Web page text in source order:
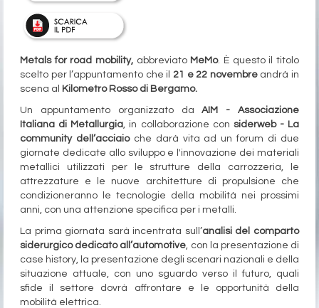
Metals for road mobility, abbreviatoMeMo. È questo il titolo
scelto per l’appuntamento che il
21 e 22 novembreandrà in
scena al Kilometro Rosso di Bergamo.
Un appuntamento organizzato daAIM - Associazione
Italiana di Metallurgia , in collaborazione con siderweb - La
community dell’acciaioche darà vita ad un forum di due
giornate dedicate allo sviluppo e l'innovazione dei materiali
metallici utilizzati per le strutture della carrozzeria, le
attrezzature e le nuove architetture di propulsione che
condizioneranno le tecnologie della mobilità nei prossimi
anni, con una attenzione specifica per i metalli.
La prima giornata sarà incentrata sull’analisi del comparto
siderurgico dedicato all’automotive , con la presentazione di
case history, la presentazione degli scenari nazionali e della
situazione attuale, con uno sguardo verso il futuro, quali
sfide il settore dovrà affrontare e le opportunità della
mobilità elettrica.